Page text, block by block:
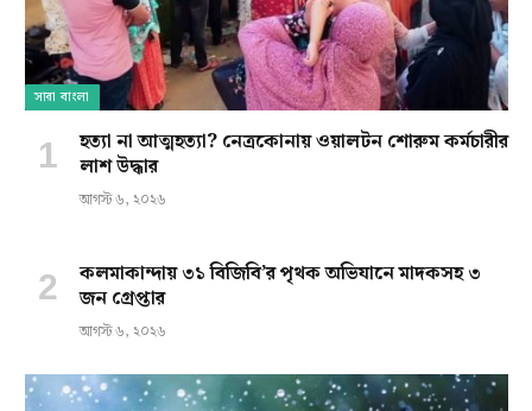
সারা বাংলা
হত্যা না আত্মহত্যা? নেত্রকোনায় ওয়ালটন শোরুম কর্মচারীর
লাশ উদ্ধার
আগস্ট ৬, ২০২৬
কলমাকান্দায় ৩১ বিজিবি’র পৃথক অভিযানে মাদকসহ ৩
জন গ্রেপ্তার
আগস্ট ৬, ২০২৬